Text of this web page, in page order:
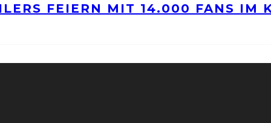
FEIERN MIT 14.000 FANS IM